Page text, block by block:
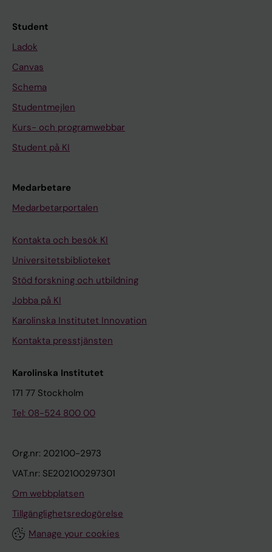
Student
Ladok
Canvas
Schema
Studentmejlen
Kurs- och programwebbar
Student på KI
Medarbetare
Medarbetarportalen
Kontakta och besök KI
Universitetsbiblioteket
Stöd forskning och utbildning
Jobba på KI
Karolinska Institutet Innovation
Kontakta presstjänsten
Karolinska Institutet
171 77 Stockholm
Tel: 08-524 800 00
Org.nr: 202100-2973
VAT.nr: SE202100297301
Om webbplatsen
Tillgänglighetsredogörelse
Manage your cookies